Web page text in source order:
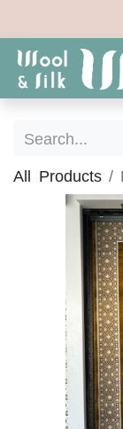
All Products